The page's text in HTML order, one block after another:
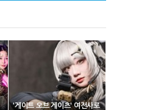
'게이트 오브 게이츠' 여전사로